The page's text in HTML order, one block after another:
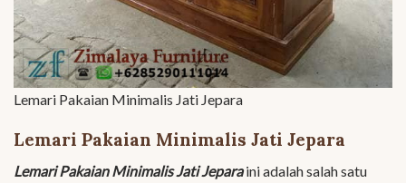
Lemari Pakaian Minimalis Jati Jepara
Lemari Pakaian Minimalis Jati Jepara
Lemari Pakaian Minimalis Jati Jeparaini adalah salah satu